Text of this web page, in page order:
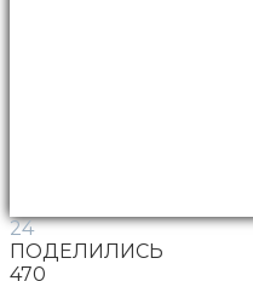
24
ПОДЕЛИЛИСЬ
470